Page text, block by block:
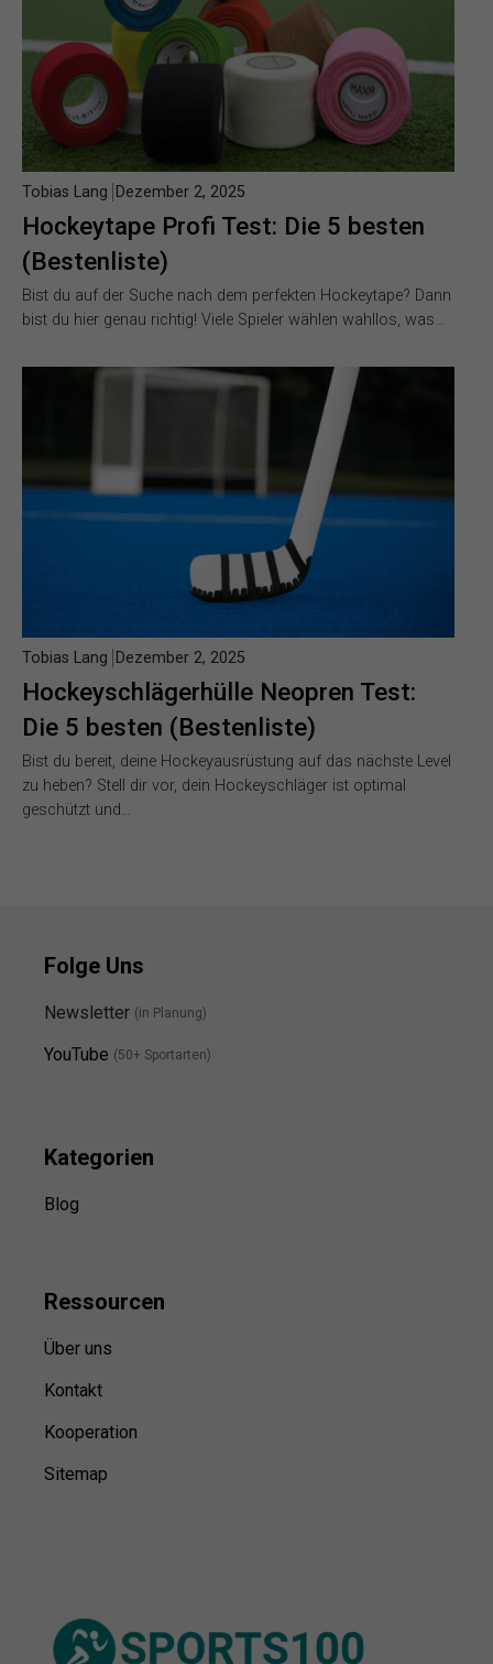
Hockeytape Profi Test: Die 5 besten
(Bestenliste)
Tobias Lang Dezember 2, 2025
Bist du auf der Suche nach dem perfekten Hockeytape? Dann
bist du hier genau richtig! Viele Spieler wählen wahllos, was…
Hockeyschlägerhülle Neopren Test:
Die 5 besten (Bestenliste)
Tobias Lang Dezember 2, 2025
Bist du bereit, deine Hockeyausrüstung auf das nächste Level
zu heben? Stell dir vor, dein Hockeyschläger ist optimal
geschützt und…
Folge Uns
Newsletter (in Planung)
YouTube (50+ Sportarten)
Kategorien
Blog
Ressourcen
Über uns
Kontakt
Kooperation
Sitemap